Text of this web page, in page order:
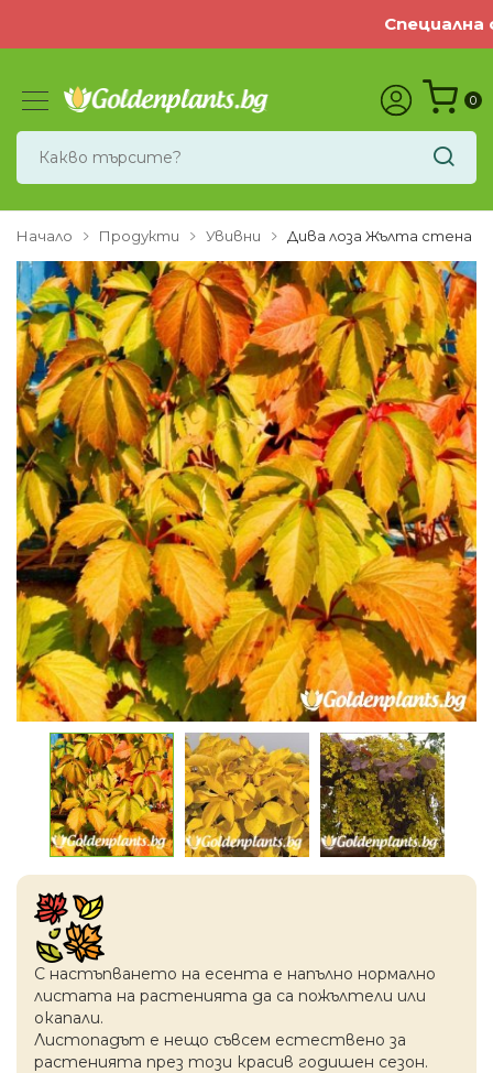
Специална
0
Начало Продукти Увивни Дива лоза Жълта стена
С настъпването на есентa е напълно нормално
листата на растенията да са пожълтели или
окапaли.
Листопадът е нещо съвсем естествено за
растенията през този красив годишен сезон.